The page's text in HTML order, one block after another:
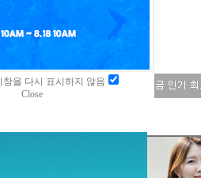
창을 다시 표시하지 않음
Close